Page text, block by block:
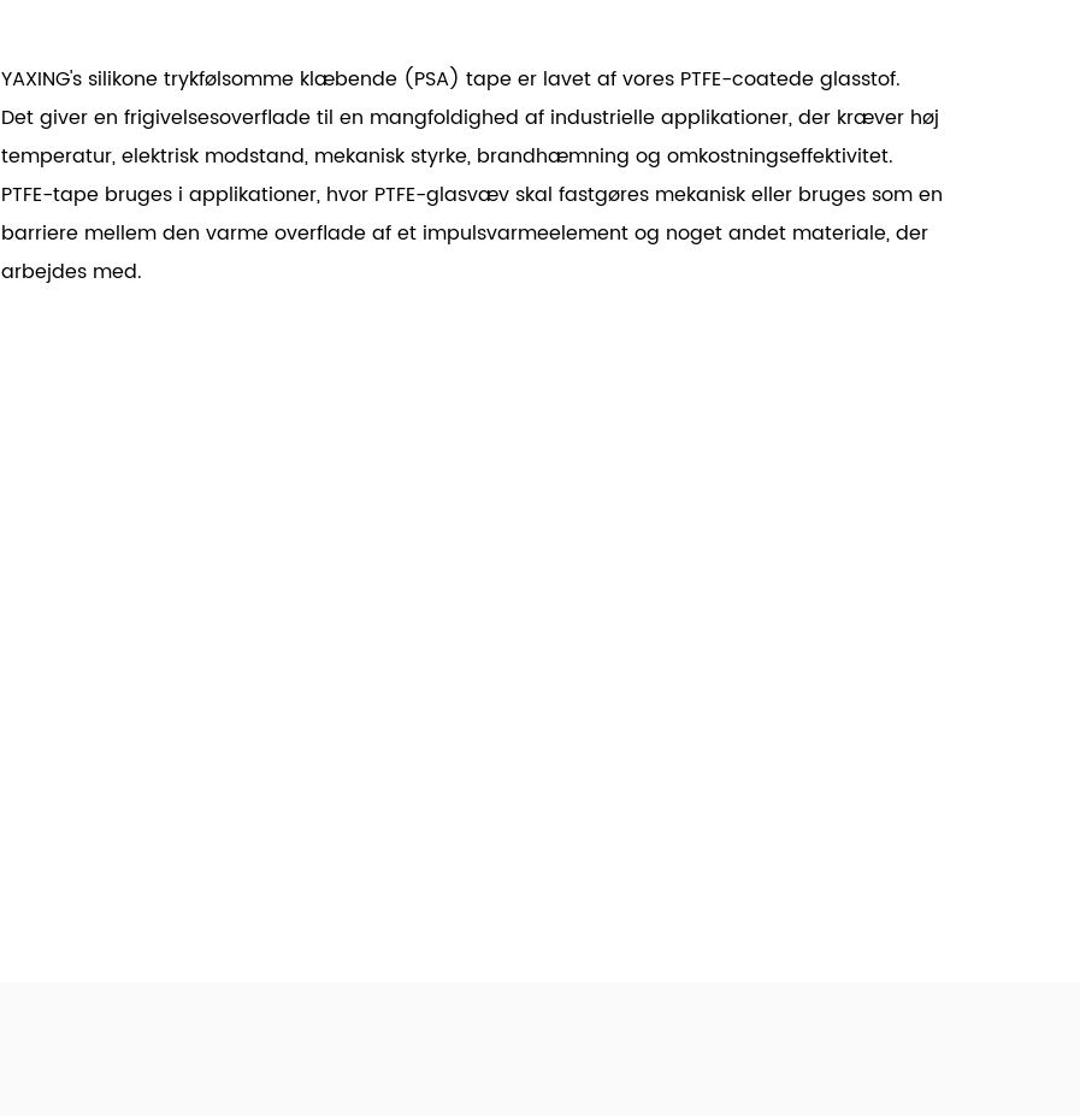
YAXING's silikone trykfølsomme klæbende (PSA) tape er lavet af vores PTFE-coatede glasstof.
Det giver en frigivelsesoverflade til en mangfoldighed af industrielle applikationer, der kræver høj
temperatur, elektrisk modstand, mekanisk styrke, brandhæmning og omkostningseffektivitet.
PTFE-tape bruges i applikationer, hvor PTFE-glasvæv skal fastgøres mekanisk eller bruges som en
barriere mellem den varme overflade af et impulsvarmeelement og noget andet materiale, der
arbejdes med.